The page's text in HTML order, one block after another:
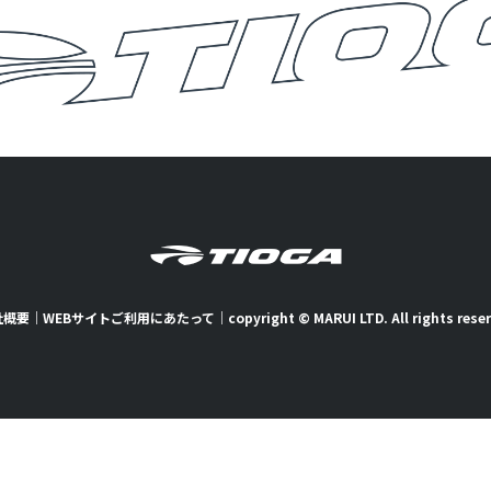
要｜ WEBサイトご利用にあたって ｜ copyright © MARUI LTD. All rights